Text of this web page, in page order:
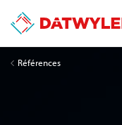
Références